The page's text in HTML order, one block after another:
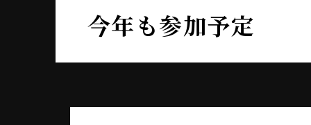
今年も参加予定